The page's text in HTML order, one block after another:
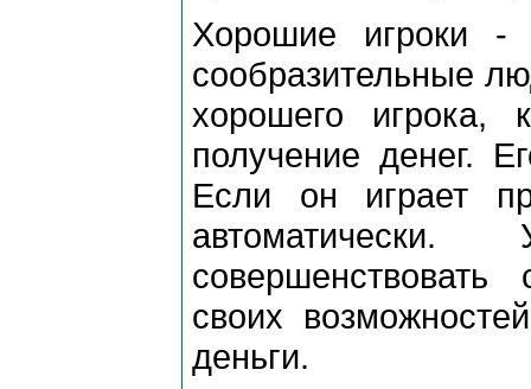
Хорошие игроки -
сообразительные
хорошего игрока,
получение денег.
Если он играет
своих
деньги.